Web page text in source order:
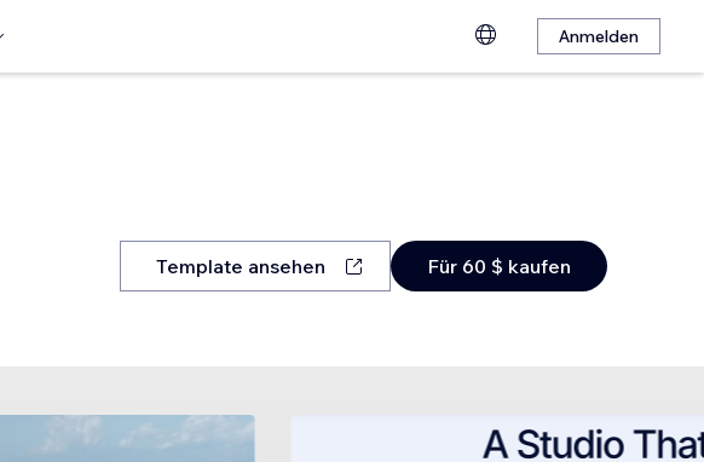
Anmelden
Template ansehen Für 60 $ kaufen